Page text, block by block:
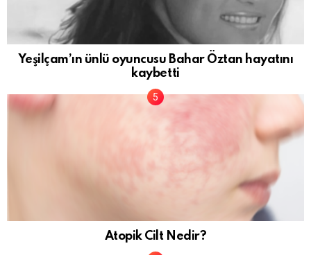
Yeşilçam’ın ünlü oyuncusu Bahar Öztan hayatını
kaybetti
Atopik Cilt Nedir?